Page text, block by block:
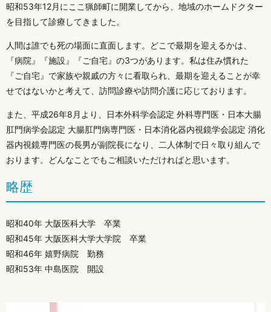
昭和53年12月にここ猟師町に開業してから、地域のホームドクター
を目指して診療してきました。
人間は誰でも死の場面に直面します。どこで最期を迎えるかは、
『病院』『施設』『ご自宅』の3つがあります。私は住み慣れた
『ご自宅』で家族や親戚の方々に看取られ、最期を迎えることが幸
せではないかと考えて、訪問診療や訪問介護に応じております。
また、平成26年8月より、日本外科学会認定 外科専門医・日本大腸
肛門病学会認定 大腸肛門病専門医・日本消化器内視鏡学会認定 消化
器内視鏡専門医の長男が副院長になり、二人体制で日々取り組んで
おります。どんなことでもご相談いただければと思います。
略歴
昭和40年 大阪医科大学 卒業
昭和45年 大阪医科大学大学院 卒業
昭和46年 嬉野病院 勤務
昭和53年 中島医院 開設